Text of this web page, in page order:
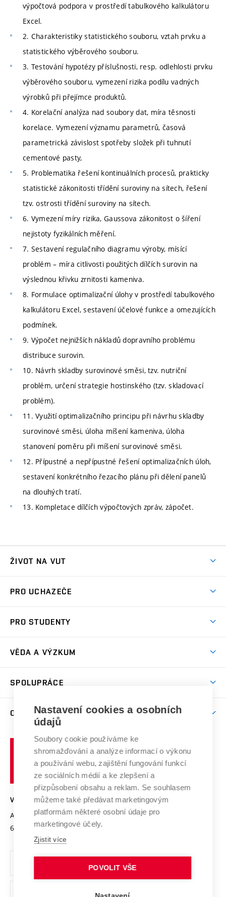
výpočtová podpora v prostředí tabulkového kalkulátoru
Excel.
2. Charakteristiky statistického souboru, vztah prvku a
statistického výběrového souboru.
3. Testování hypotézy příslušnosti, resp. odlehlosti prvku
výběrového souboru, vymezení rizika podílu vadných
výrobků při přejímce produktů.
4. Korelační analýza nad soubory dat, míra těsnosti
korelace. Vymezení významu parametrů, časová
parametrická závislost spotřeby složek při tuhnutí
cementové pasty,
5. Problematika řešení kontinuálních procesů, prakticky
statistické zákonitosti třídění suroviny na sítech, řešení
tzv. ostrosti třídění suroviny na sítech.
6. Vymezení míry rizika, Gaussova zákonitost o šíření
nejistoty fyzikálních měření.
7. Sestavení regulačního diagramu výroby, mísící
problém – míra citlivosti použitých dílčích surovin na
výslednou křivku zrnitosti kameniva.
8. Formulace optimalizační úlohy v prostředí tabulkového
kalkulátoru Excel, sestavení účelové funkce a omezujících
podmínek.
9. Výpočet nejnižších nákladů dopravního problému
distribuce surovin.
10. Návrh skladby surovinové směsi, tzv. nutriční
problém, určení strategie hostinského (tzv. skladovací
problém).
11. Využití optimalizačního principu při návrhu skladby
surovinové směsi, úloha míšení kameniva, úloha
stanovení poměru při míšení surovinové směsi.
12. Přípustné a nepřípustné řešení optimalizačních úloh,
sestavení konkrétního řezacího plánu při dělení panelů
na dlouhých tratí.
13. Kompletace dílčích výpočtových zpráv, zápočet.
ŽIVOT NA VUT
Koleje
Sport na VUT
Brno
PRO UCHAZEČE
Dny otevřených dveří
Celoživotní vzdělávání
E-přihláška
PRO STUDENTY
Harmonogram akademického roku
Závěrečné práce
Doktorské studium
Zpracování osobních údajů studentů
Sociální bezpečí
Studium bez bariér
Podpora podnikání
VĚDA A VÝZKUM
Mezinárodní vědecká rada
Systém zajišťování kvality výzkumu
Výzkumné infrastruktury
Transfer znalostí
Open Science
Projekty
Projekty ze strukturálních fondů
Specifický výzkum
SPOLUPRÁCE
Zahraniční spolupráce
Spolupráce se školami
Služby univerzity
Mezinárodní dohody
Univerzitní sítě
O UNIVERZITĚ
Profil univerzity
Udržitelná univerzita
Podnikavá univerzita / ContriBUTe
Bezpečná univerzita
Vyznamenání
Organizační struktura
Ochrana osobních údajů
učení
technické
VYSOKÉ UČENÍ TECHNICKÉ V BRNĚ
Antonínská 548/1
602 00 Brno
www.vut.cz
vut@vutbr.cz
Nastavení cookies a osobních
údajů
Soubory cookie používáme ke
shromažďování a analýze informací o výkonu
a používání webu, zajištění fungování funkcí
ze sociálních médií a ke zlepšení a
přizpůsobení obsahu a reklam. Se souhlasem
můžeme také předávat marketingovým
platformám některé osobní údaje pro
marketingové účely.
Zjistit více
POVOLIT VŠE